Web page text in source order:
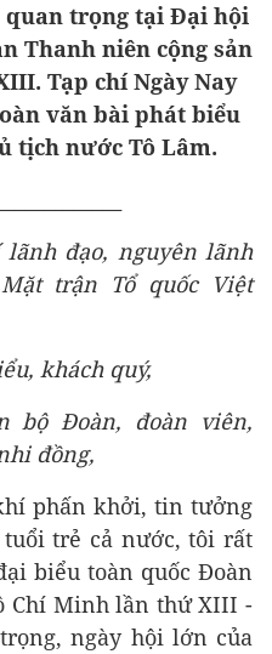
trọng tại Đại hội
Thanh niên cộng sản
Tạp chí Ngày Nay
văn bài phát biểu
tịch nước Tô Lâm.
đạo, nguyên lãnh
trận Tổ quốc Việt
khách quý,
bộ Đoàn, đoàn viên,
đồng,
phấn khởi, tin tưởng
trẻ cả nước, tôi rất
biểu toàn quốc Đoàn
Chí Minh lần thứ XIII -
ngày hội lớn của